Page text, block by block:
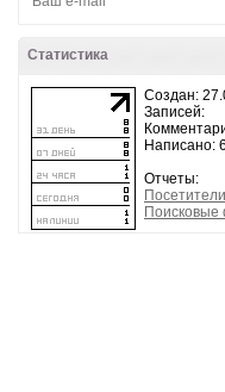
Статистика
Создан:
Записей:
Написано:
Отчеты:
Посетители